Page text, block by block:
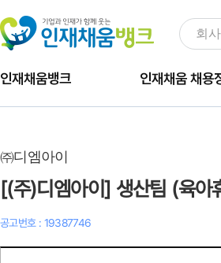
인재채움뱅크 인재채움 채용
㈜디엠아이
[(주)디엠아이] 생산팀 (육아
공고번호 : 19387746